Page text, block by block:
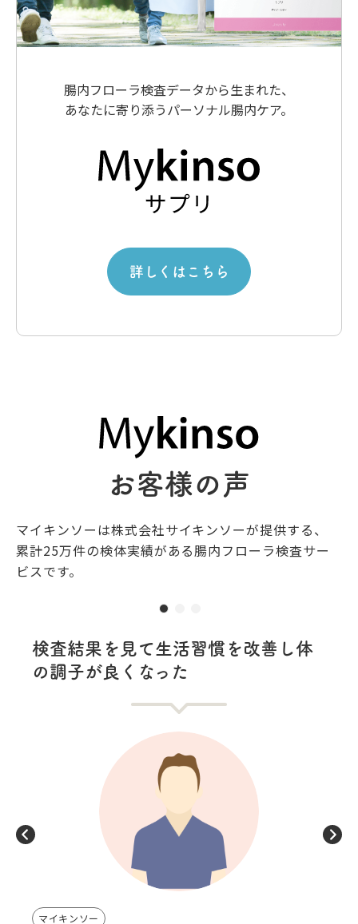
腸内フローラ検査データから生まれた、
あなたに寄り添うパーソナル腸内ケア。
詳しくはこちら
お客様の声
マイキンソーは株式会社サイキンソーが提供する、
累計25万件の検体実績がある腸内フローラ検査サー
ビスです。
検査結果を見て生活習慣を改善し体
の調子が良くなった
マイキンソー